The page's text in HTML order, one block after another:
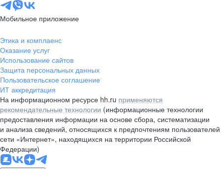
Мобильное приложение
Этика и комплаенс
Оказание услуг
Использование сайтов
Защита персональных данных
Пользовательское соглашение
ИТ аккредитация
На информационном ресурсе hh.ru применяются
рекомендательные технологии (информационные технологии
предоставления информации на основе сбора, систематизации
и анализа сведений, относящихся к предпочтениям пользователей
сети «Интернет», находящихся на территории Российской
Федерации)